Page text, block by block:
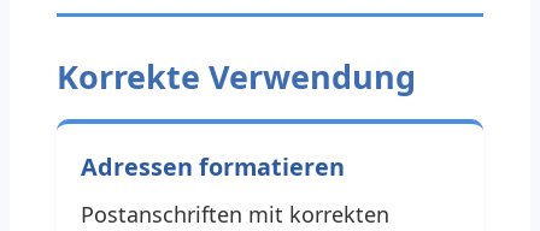
Korrekte Verwendung
Adressen formatieren
Postanschriften mit korrekten